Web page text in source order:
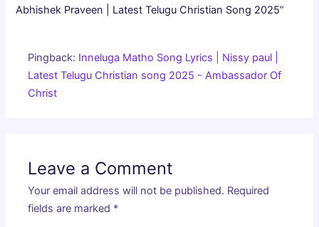
Abhishek Praveen | Latest Telugu Christian Song 2025”
Pingback: Inneluga Matho Song Lyrics | Nissy paul |
Latest Telugu Christian song 2025 - Ambassador Of
Christ
Leave a Comment
Your email address will not be published. Required
fields are marked *